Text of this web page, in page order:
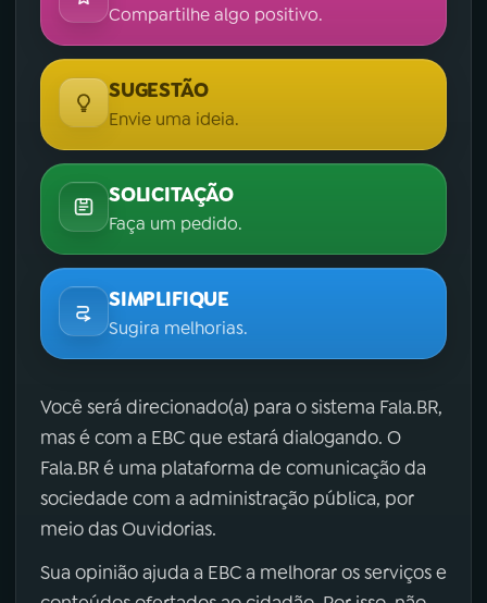
Compartilhe algo positivo.
SUGESTÃO
Envie uma ideia.
SOLICITAÇÃO
Faça um pedido.
SIMPLIFIQUE
Sugira melhorias.
Você será direcionado(a) para o sistema Fala.BR,
mas é com a EBC que estará dialogando. O
Fala.BR é uma plataforma de comunicação da
sociedade com a administração pública, por
meio das Ouvidorias.
Sua opinião ajuda a EBC a melhorar os serviços e